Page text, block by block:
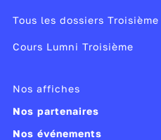
Tous les dossiers Troisième
Cours Lumni Troisième
Nos affiches
Nos partenaires
Nos événements